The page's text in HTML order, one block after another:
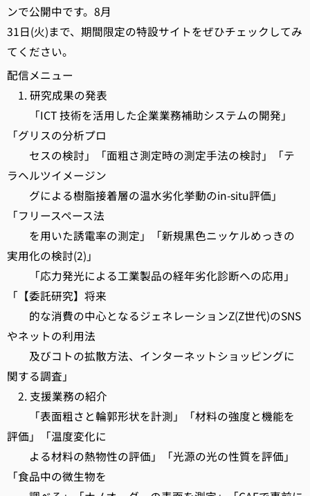
ンで公開中です。8月
31日(火)まで、期間限定の特設サイトをぜひチェックしてみ
てください。
配信メニュー
1. 研究成果の発表
「ICT 技術を活用した企業業務補助システムの開発」
「グリスの分析プロ
セスの検討」「面粗さ測定時の測定手法の検討」「テ
ラヘルツイメージン
グによる樹脂接着層の温水劣化挙動のin-situ評価」
「フリースペース法
を用いた誘電率の測定」「新規黒色ニッケルめっきの
実用化の検討(2)」
「応力発光による工業製品の経年劣化診断への応用」
「【委託研究】将来
的な消費の中心となるジェネレーションZ(Z世代)のSNS
やネットの利用法
及びコトの拡散方法、インターネットショッピングに
関する調査」
2. 支援業務の紹介
「表面粗さと輪郭形状を計測」「材料の強度と機能を
評価」「温度変化に
よる材料の熱物性の評価」「光源の光の性質を評価」
「食品中の微生物を